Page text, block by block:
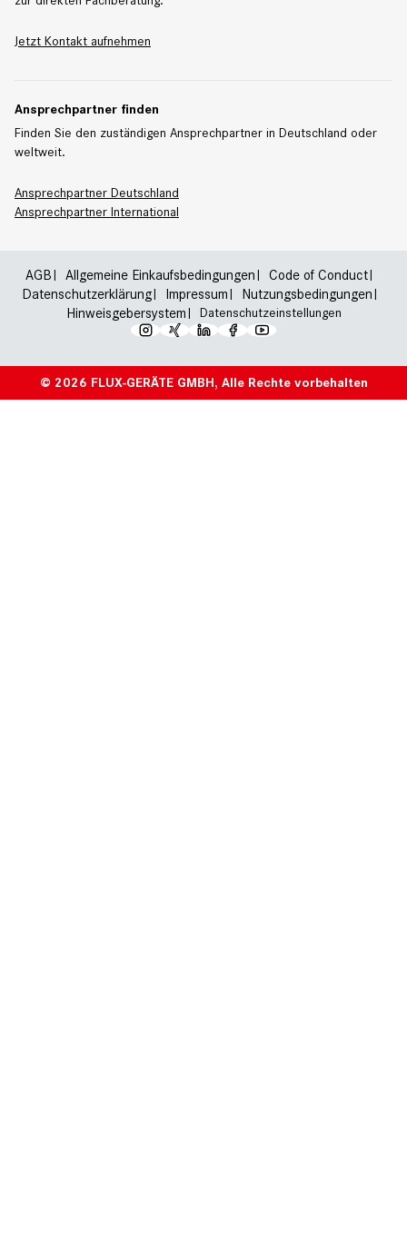
Jetzt Kontakt aufnehmen
Ansprechpartner finden
Finden Sie den zuständigen Ansprechpartner in Deutschland oder
weltweit.
Ansprechpartner Deutschland
Ansprechpartner International
AGB Allgemeine Einkaufsbedingungen
Code of Conduct
Datenschutzerklärung
Impressum
Nutzungsbedingungen
Hinweisgebersystem
Datenschutzeinstellungen
© 2026 FLUX-GERÄTE GMBH, Alle Rechte vorbehalten